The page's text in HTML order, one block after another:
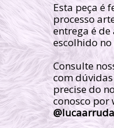
Esta peça é
processo
entrega é
escolhido
Consulte
com
precise do
conosco por